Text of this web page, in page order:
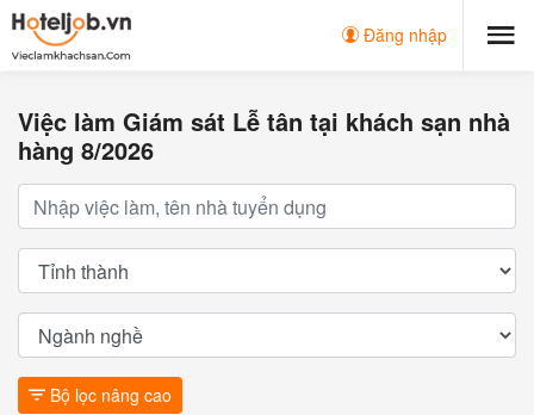
Đăng nhập
Việc làm Giám sát Lễ tân tại khách sạn nhà
hàng 8/2026
Bộ lọc nâng cao